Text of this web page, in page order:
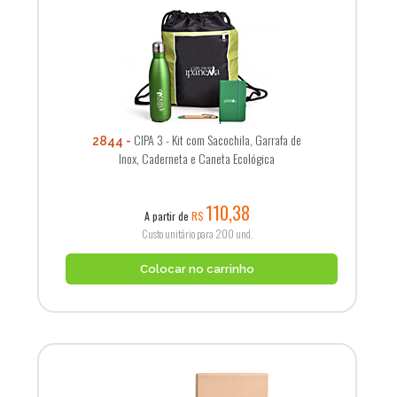
2844
CIPA 3 - Kit com Sacochila, Garrafa de
Inox, Caderneta e Caneta Ecológica
A partir de R$ 110,38
Custo unitário para 200 und.
Colocar no carrinho